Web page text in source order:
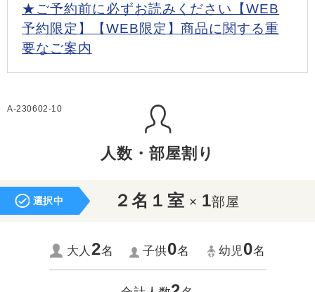
★ご予約前に必ずお読みください【WEB
予約限定】【WEB限定】商品に関する重
要なご案内
A-230602-10
人数・部屋割り
選択中 ２名１室 × 1部屋
大人2名 子供0名 幼児0名